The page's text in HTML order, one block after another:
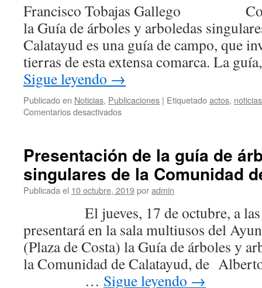
de
Francisco Tobajas Gallego
la Guía de árboles y arboledas
Calatayud es una guía de campo, que
tierras de esta extensa comarca. La
Sigue leyendo →
Publicado en Noticias, Publicaciones | Etiquetadoactos, noticias
Comentarios desactivadosen
guía
de
árboles
y
singulares
de
la
Comunidad
de
Calatayud
Presentación de la guía de
singulares de la Comunidad
Publicada el 10 octubre, 2019poradmin
El jueves, 17 de octubre, a las
presentará en la sala multiusos del
(Plaza de Costa) la Guía de árboles y
la Comunidad de Calatayud, de
… Sigue leyendo →